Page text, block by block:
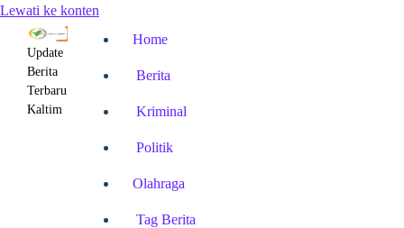
Lewati ke konten
Update
Berita
Terbaru
Kaltim
Home
Berita
Kriminal
Politik
Olahraga
Tag Berita